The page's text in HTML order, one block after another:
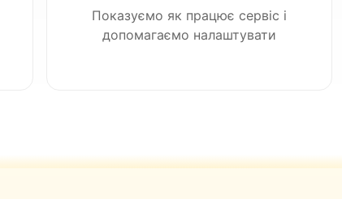
Показуємо як працює сервіс і
допомагаємо налаштувати